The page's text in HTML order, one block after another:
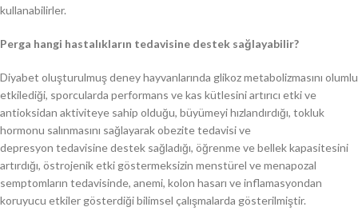
kullanabilirler.
Perga hangi hastalıkların tedavisine destek sağlayabilir?
Diyabet oluşturulmuş deney hayvanlarında glikoz metabolizmasını olumlu
etkilediği, sporcularda performans ve kas kütlesini artırıcı etki ve
antioksidan aktiviteye sahip olduğu, büyümeyi hızlandırdığı, tokluk
hormonu salınmasını sağlayarak obezite tedavisi ve
depresyon tedavisine destek sağladığı, öğrenme ve bellek kapasitesini
artırdığı, östrojenik etki göstermeksizin menstürel ve menapozal
semptomların tedavisinde, anemi, kolon hasarı ve inflamasyondan
koruyucu etkiler gösterdiği bilimsel çalışmalarda gösterilmiştir.